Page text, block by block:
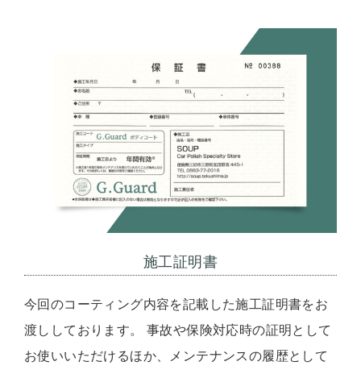
施工証明書
今回のコーティング内容を記載した施工証明書をお
渡ししております。 事故や保険対応時の証明として
お使いいただけるほか、メンテナンスの履歴として